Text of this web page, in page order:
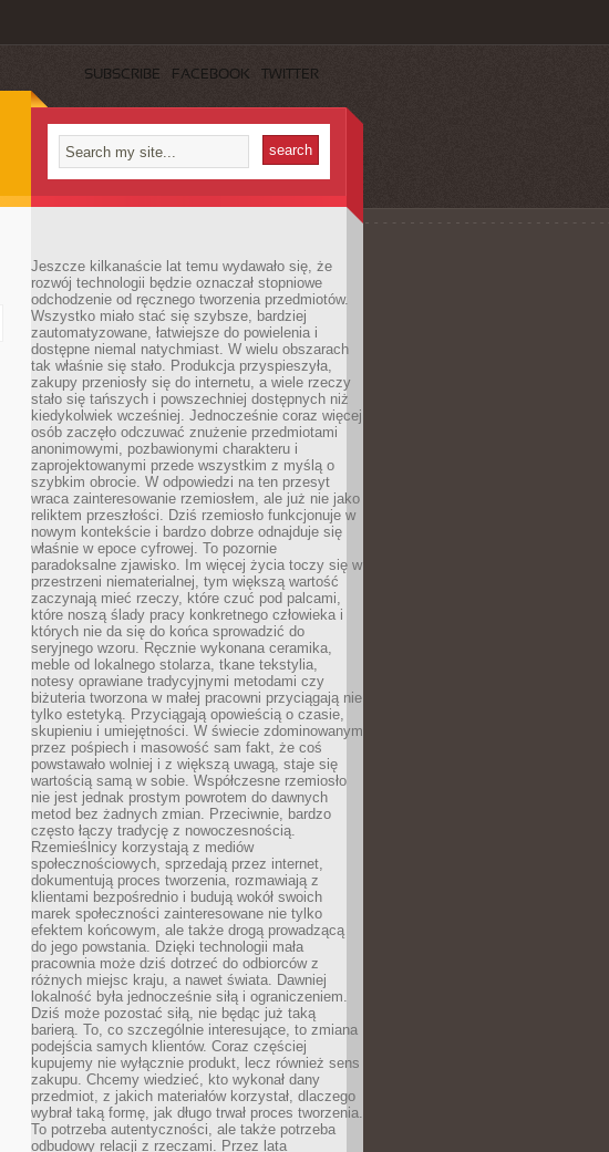
SUBSCRIBE FACEBOOK TWITTER
Jeszcze kilkanaście lat temu wydawało się, że
rozwój technologii będzie oznaczał stopniowe
odchodzenie od ręcznego tworzenia przedmiotów.
Wszystko miało stać się szybsze, bardziej
zautomatyzowane, łatwiejsze do powielenia i
dostępne niemal natychmiast. W wielu obszarach
tak właśnie się stało. Produkcja przyspieszyła,
zakupy przeniosły się do internetu, a wiele rzeczy
stało się tańszych i powszechniej dostępnych niż
kiedykolwiek wcześniej. Jednocześnie coraz więcej
osób zaczęło odczuwać znużenie przedmiotami
anonimowymi, pozbawionymi charakteru i
zaprojektowanymi przede wszystkim z myślą o
szybkim obrocie. W odpowiedzi na ten przesyt
wraca zainteresowanie rzemiosłem, ale już nie jako
reliktem przeszłości. Dziś rzemiosło funkcjonuje w
nowym kontekście i bardzo dobrze odnajduje się
właśnie w epoce cyfrowej. To pozornie
paradoksalne zjawisko. Im więcej życia toczy się w
przestrzeni niematerialnej, tym większą wartość
zaczynają mieć rzeczy, które czuć pod palcami,
które noszą ślady pracy konkretnego człowieka i
których nie da się do końca sprowadzić do
seryjnego wzoru. Ręcznie wykonana ceramika,
meble od lokalnego stolarza, tkane tekstylia,
notesy oprawiane tradycyjnymi metodami czy
biżuteria tworzona w małej pracowni przyciągają nie
tylko estetyką. Przyciągają opowieścią o czasie,
skupieniu i umiejętności. W świecie zdominowanym
przez pośpiech i masowość sam fakt, że coś
powstawało wolniej i z większą uwagą, staje się
wartością samą w sobie. Współczesne rzemiosło
nie jest jednak prostym powrotem do dawnych
metod bez żadnych zmian. Przeciwnie, bardzo
często łączy tradycję z nowoczesnością.
Rzemieślnicy korzystają z mediów
społecznościowych, sprzedają przez internet,
dokumentują proces tworzenia, rozmawiają z
klientami bezpośrednio i budują wokół swoich
marek społeczności zainteresowane nie tylko
efektem końcowym, ale także drogą prowadzącą
do jego powstania. Dzięki technologii mała
pracownia może dziś dotrzeć do odbiorców z
różnych miejsc kraju, a nawet świata. Dawniej
lokalność była jednocześnie siłą i ograniczeniem.
Dziś może pozostać siłą, nie będąc już taką
barierą. To, co szczególnie interesujące, to zmiana
podejścia samych klientów. Coraz częściej
kupujemy nie wyłącznie produkt, lecz również sens
zakupu. Chcemy wiedzieć, kto wykonał dany
przedmiot, z jakich materiałów korzystał, dlaczego
wybrał taką formę, jak długo trwał proces tworzenia.
To potrzeba autentyczności, ale także potrzeba
odbudowy relacji z rzeczami. Przez lata